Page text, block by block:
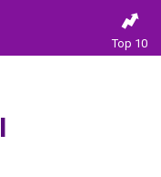
Top 10